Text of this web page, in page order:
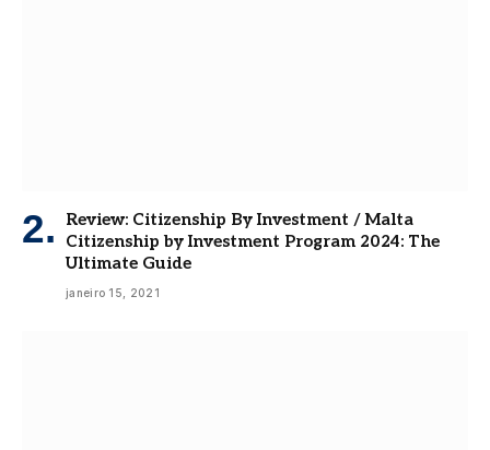
Review: Citizenship By Investment / Malta
Citizenship by Investment Program 2024: The
Ultimate Guide
janeiro 15, 2021